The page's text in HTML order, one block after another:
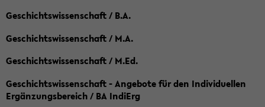
Geschichtswissenschaft / B.A.
Geschichtswissenschaft / M.A.
Geschichtswissenschaft / M.Ed.
Geschichtswissenschaft - Angebote für den Individuellen
Ergänzungsbereich / BA IndiErg